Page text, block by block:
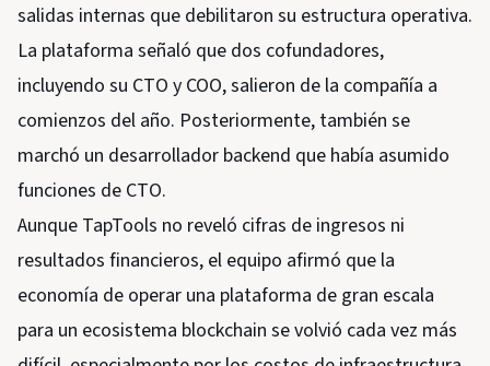
salidas internas que debilitaron su estructura operativa.
La plataforma señaló que dos cofundadores,
incluyendo su CTO y COO, salieron de la compañía a
comienzos del año. Posteriormente, también se
marchó un desarrollador backend que había asumido
funciones de CTO.
Aunque TapTools no reveló cifras de ingresos ni
resultados financieros, el equipo afirmó que la
economía de operar una plataforma de gran escala
para un ecosistema blockchain se volvió cada vez más